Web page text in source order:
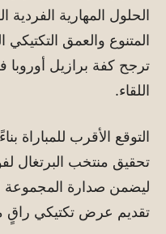
الحلول المهارية الفردية
المتنوع والعمق التكتيكي
ترجح كفة برازيل
اللقاء.
التوقع الأقرب للمباراة
ليضمن صدارة المجموعة
تقديم عرض تكتيكي راقٍ